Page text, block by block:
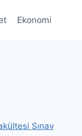
Ekonomi
Sınav